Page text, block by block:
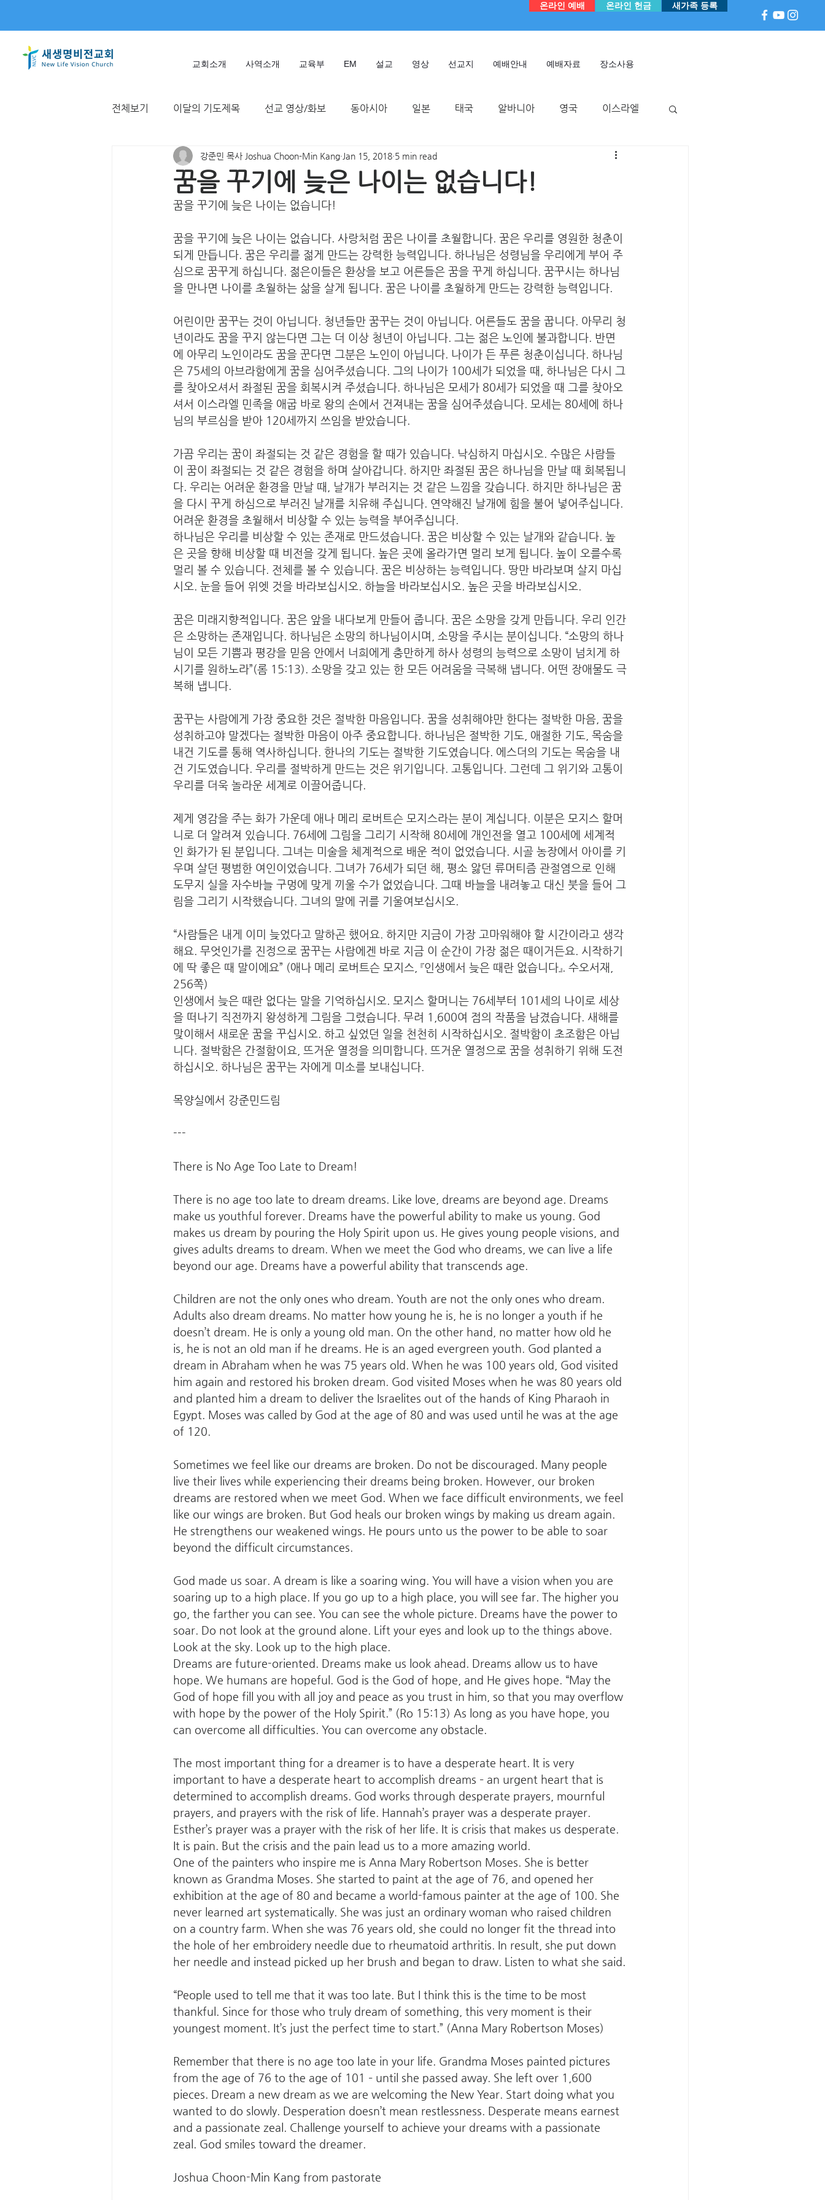
교회소개 사역소개 교육부 EM 설교 영상 선교지 예배안내 예배자료 장소사용
온라인 헌금 새가족 등록
온라인 예배
전체보기 이달의 기도제목 선교 영상/화보 동아시아 일본 태국 알바니아 영국 이스라엘
불가리아 | 터키 독일 대만 디모데 성경 연구원
EWC 대한민국 TMTC
꿈을 꾸기에 늦은 나이는 없습니다!
강준민 목사 Joshua Choon-Min Kang Jan 15, 2018 5 min read
꿈을 꾸기에 늦은 나이는 없습니다!
꿈을 꾸기에 늦은 나이는 없습니다. 사랑처럼 꿈은 나이를 초월합니다. 꿈은 우리를 영원한 청춘이
되게 만듭니다. 꿈은 우리를 젊게 만드는 강력한 능력입니다. 하나님은 성령님을 우리에게 부어 주
심으로 꿈꾸게 하십니다. 젊은이들은 환상을 보고 어른들은 꿈을 꾸게 하십니다. 꿈꾸시는 하나님
을 만나면 나이를 초월하는 삶을 살게 됩니다. 꿈은 나이를 초월하게 만드는 강력한 능력입니다.
어린이만 꿈꾸는 것이 아닙니다. 청년들만 꿈꾸는 것이 아닙니다. 어른들도 꿈을 꿉니다. 아무리 청
년이라도 꿈을 꾸지 않는다면 그는 더 이상 청년이 아닙니다. 그는 젊은 노인에 불과합니다. 반면
에 아무리 노인이라도 꿈을 꾼다면 그분은 노인이 아닙니다. 나이가 든 푸른 청춘이십니다. 하나님
은 75세의 아브라함에게 꿈을 심어주셨습니다. 그의 나이가 100세가 되었을 때, 하나님은 다시 그
를 찾아오셔서 좌절된 꿈을 회복시켜 주셨습니다. 하나님은 모세가 80세가 되었을 때 그를 찾아오
셔서 이스라엘 민족을 애굽 바로 왕의 손에서 건져내는 꿈을 심어주셨습니다. 모세는 80세에 하나
님의 부르심을 받아 120세까지 쓰임을 받았습니다.
가끔 우리는 꿈이 좌절되는 것 같은 경험을 할 때가 있습니다. 낙심하지 마십시오. 수많은 사람들
이 꿈이 좌절되는 것 같은 경험을 하며 살아갑니다. 하지만 좌절된 꿈은 하나님을 만날 때 회복됩니
다. 우리는 어려운 환경을 만날 때, 날개가 부러지는 것 같은 느낌을 갖습니다. 하지만 하나님은 꿈
을 다시 꾸게 하심으로 부러진 날개를 치유해 주십니다. 연약해진 날개에 힘을 불어 넣어주십니다.
어려운 환경을 초월해서 비상할 수 있는 능력을 부어주십니다.
하나님은 우리를 비상할 수 있는 존재로 만드셨습니다. 꿈은 비상할 수 있는 날개와 같습니다. 높
은 곳을 향해 비상할 때 비전을 갖게 됩니다. 높은 곳에 올라가면 멀리 보게 됩니다. 높이 오를수록
멀리 볼 수 있습니다. 전체를 볼 수 있습니다. 꿈은 비상하는 능력입니다. 땅만 바라보며 살지 마십
시오. 눈을 들어 위엣 것을 바라보십시오. 하늘을 바라보십시오. 높은 곳을 바라보십시오.
꿈은 미래지향적입니다. 꿈은 앞을 내다보게 만들어 줍니다. 꿈은 소망을 갖게 만듭니다. 우리 인간
은 소망하는 존재입니다. 하나님은 소망의 하나님이시며, 소망을 주시는 분이십니다. “소망의 하나
님이 모든 기쁨과 평강을 믿음 안에서 너희에게 충만하게 하사 성령의 능력으로 소망이 넘치게 하
시기를 원하노라”(롬 15:13). 소망을 갖고 있는 한 모든 어려움을 극복해 냅니다. 어떤 장애물도 극
복해 냅니다.
꿈꾸는 사람에게 가장 중요한 것은 절박한 마음입니다. 꿈을 성취해야만 한다는 절박한 마음, 꿈을
성취하고야 말겠다는 절박한 마음이 아주 중요합니다. 하나님은 절박한 기도, 애절한 기도, 목숨을
내건 기도를 통해 역사하십니다. 한나의 기도는 절박한 기도였습니다. 에스더의 기도는 목숨을 내
건 기도였습니다. 우리를 절박하게 만드는 것은 위기입니다. 고통입니다. 그런데 그 위기와 고통이
우리를 더욱 놀라운 세계로 이끌어줍니다.
제게 영감을 주는 화가 가운데 애나 메리 로버트슨 모지스라는 분이 계십니다. 이분은 모지스 할머
니로 더 알려져 있습니다. 76세에 그림을 그리기 시작해 80세에 개인전을 열고 100세에 세계적
인 화가가 된 분입니다. 그녀는 미술을 체계적으로 배운 적이 없었습니다. 시골 농장에서 아이를 키
우며 살던 평범한 여인이었습니다. 그녀가 76세가 되던 해, 평소 앓던 류머티즘 관절염으로 인해
도무지 실을 자수바늘 구멍에 맞게 끼울 수가 없었습니다. 그때 바늘을 내려놓고 대신 붓을 들어 그
림을 그리기 시작했습니다. 그녀의 말에 귀를 기울여보십시오.
“사람들은 내게 이미 늦었다고 말하곤 했어요. 하지만 지금이 가장 고마워해야 할 시간이라고 생각
해요. 무엇인가를 진정으로 꿈꾸는 사람에겐 바로 지금 이 순간이 가장 젊은 때이거든요. 시작하기
에 딱 좋은 때 말이에요” (애나 메리 로버트슨 모지스, 『인생에서 늦은 때란 없습니다』. 수오서재,
256쪽)
인생에서 늦은 때란 없다는 말을 기억하십시오. 모지스 할머니는 76세부터 101세의 나이로 세상
을 떠나기 직전까지 왕성하게 그림을 그렸습니다. 무려 1,600여 점의 작품을 남겼습니다. 새해를
맞이해서 새로운 꿈을 꾸십시오. 하고 싶었던 일을 천천히 시작하십시오. 절박함이 초조함은 아닙
니다. 절박함은 간절함이요, 뜨거운 열정을 의미합니다. 뜨거운 열정으로 꿈을 성취하기 위해 도전
하십시오. 하나님은 꿈꾸는 자에게 미소를 보내십니다.
목양실에서 강준민드림
---
There is No Age Too Late to Dream!
There is no age too late to dream dreams. Like love, dreams are beyond age. Dreams
make us youthful forever. Dreams have the powerful ability to make us young. God
makes us dream by pouring the Holy Spirit upon us. He gives young people visions, and
gives adults dreams to dream. When we meet the God who dreams, we can live a life
beyond our age. Dreams have a powerful ability that transcends age.
Children are not the only ones who dream. Youth are not the only ones who dream.
Adults also dream dreams. No matter how young he is, he is no longer a youth if he
doesn’t dream. He is only a young old man. On the other hand, no matter how old he
is, he is not an old man if he dreams. He is an aged evergreen youth. God planted a
dream in Abraham when he was 75 years old. When he was 100 years old, God visited
him again and restored his broken dream. God visited Moses when he was 80 years old
and planted him a dream to deliver the Israelites out of the hands of King Pharaoh in
Egypt. Moses was called by God at the age of 80 and was used until he was at the age
of 120.
Sometimes we feel like our dreams are broken. Do not be discouraged. Many people
live their lives while experiencing their dreams being broken. However, our broken
dreams are restored when we meet God. When we face difficult environments, we feel
like our wings are broken. But God heals our broken wings by making us dream again.
He strengthens our weakened wings. He pours unto us the power to be able to soar
beyond the difficult circumstances.
God made us soar. A dream is like a soaring wing. You will have a vision when you are
soaring up to a high place. If you go up to a high place, you will see far. The higher you
go, the farther you can see. You can see the whole picture. Dreams have the power to
soar. Do not look at the ground alone. Lift your eyes and look up to the things above.
Look at the sky. Look up to the high place.
Dreams are future-oriented. Dreams make us look ahead. Dreams allow us to have
hope. We humans are hopeful. God is the God of hope, and He gives hope. “May the
God of hope fill you with all joy and peace as you trust in him, so that you may overflow
with hope by the power of the Holy Spirit.” (Ro 15:13) As long as you have hope, you
can overcome all difficulties. You can overcome any obstacle.
The most important thing for a dreamer is to have a desperate heart. It is very
important to have a desperate heart to accomplish dreams – an urgent heart that is
determined to accomplish dreams. God works through desperate prayers, mournful
prayers, and prayers with the risk of life. Hannah’s prayer was a desperate prayer.
Esther’s prayer was a prayer with the risk of her life. It is crisis that makes us desperate.
It is pain. But the crisis and the pain lead us to a more amazing world.
One of the painters who inspire me is Anna Mary Robertson Moses. She is better
known as Grandma Moses. She started to paint at the age of 76, and opened her
exhibition at the age of 80 and became a world-famous painter at the age of 100. She
never learned art systematically. She was just an ordinary woman who raised children
on a country farm. When she was 76 years old, she could no longer fit the thread into
the hole of her embroidery needle due to rheumatoid arthritis. In result, she put down
her needle and instead picked up her brush and began to draw. Listen to what she said.
“People used to tell me that it was too late. But I think this is the time to be most
thankful. Since for those who truly dream of something, this very moment is their
youngest moment. It’s just the perfect time to start.” (Anna Mary Robertson Moses)
Remember that there is no age too late in your life. Grandma Moses painted pictures
from the age of 76 to the age of 101 – until she passed away. She left over 1,600
pieces. Dream a new dream as we are welcoming the New Year. Start doing what you
wanted to do slowly. Desperation doesn’t mean restlessness. Desperate means earnest
and a passionate zeal. Challenge yourself to achieve your dreams with a passionate
zeal. God smiles toward the dreamer.
Joshua Choon-Min Kang from pastorate